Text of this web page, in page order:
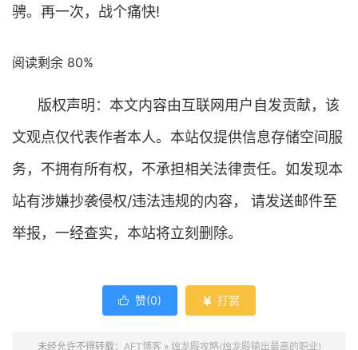
骋。再一次，战个痛快!
阅读剩余 80%
版权声明：本文内容由互联网用户自发贡献，该
文观点仅代表作者本人。本站仅提供信息存储空间服
务，不拥有所有权，不承担相关法律责任。如发现本
站有涉嫌抄袭侵权/违法违规的内容， 请发送邮件至
举报，一经查实，本站将立刻删除。
 赞(0)  打赏
未经允许不得转载： AFT博客 » 烛龙殿攻略(烛龙殿输出最高的职业)